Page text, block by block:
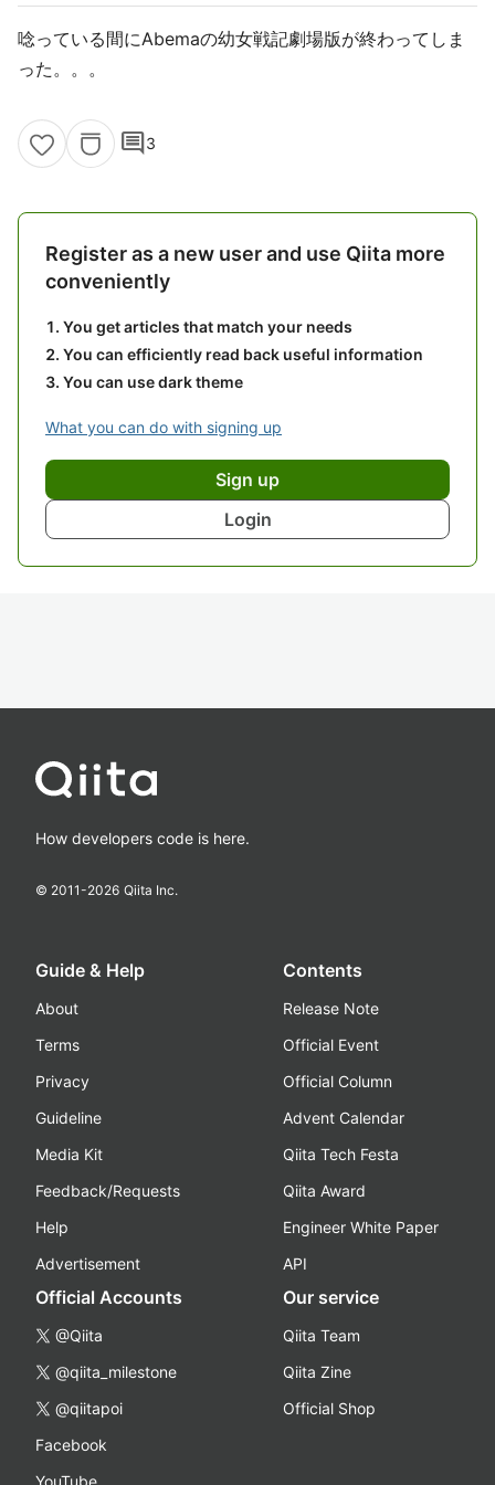
唸っている間にAbemaの幼女戦記劇場版が終わってしま
った。。。
comment3
Register as a new user and use Qiita more
conveniently
You get articles that match your needs
You can efficiently read back useful information
You can use dark theme
What you can do with signing up
Sign up
Login
How developers code is here.
© 2011-2026 Qiita Inc.
Guide & Help
About
Terms
Privacy
Guideline
Media Kit
Feedback/Requests
Help
Advertisement
Contents
Release Note
Official Event
Official Column
Advent Calendar
Qiita Tech Festa
Qiita Award
Engineer White Paper
API
Official Accounts
@Qiita
@qiita_milestone
@qiitapoi
Facebook
Our service
Qiita Team
Qiita Zine
Official Shop